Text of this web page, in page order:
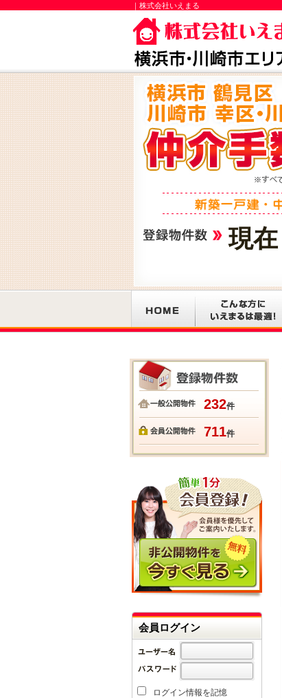
｜株式会社いえまる
現在
232件
711件
会員ログイン
ログイン情報を記憶